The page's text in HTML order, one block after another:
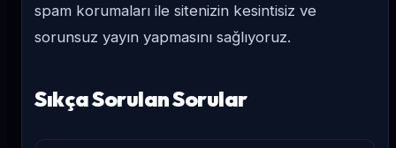
spam korumaları ile sitenizin kesintisiz ve
sorunsuz yayın yapmasını sağlıyoruz.
Sıkça Sorulan Sorular